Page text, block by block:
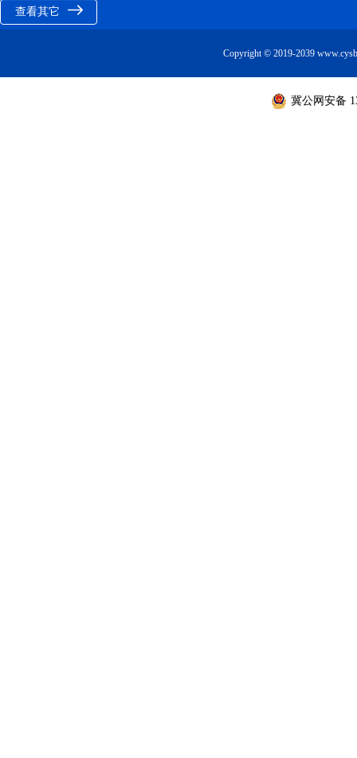
查看其它
Copyright © 2019-2039
冀公网安备